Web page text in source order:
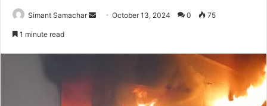
Simant Samachar October 13, 2024 0 75
1 minute read